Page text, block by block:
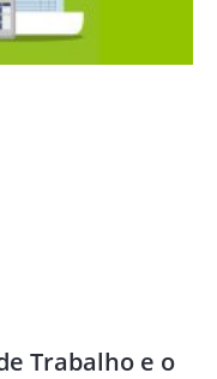
Trabalho e o